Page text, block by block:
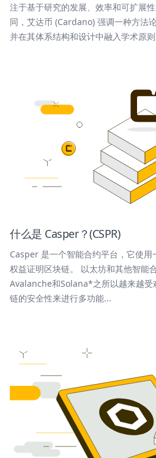
注于基于研究的发展、效率和可扩展
同，艾达币 (Cardano) 强调一种方法
并在其体系结构和设计中融入学术原
什么是 Casper？(CSPR)
Casper 是一个智能合约平台，它使
权益证明区块链。 以太坊和其他智能
Avalanche和Solana*之所以越来越受
链的安全性来进行多功能...